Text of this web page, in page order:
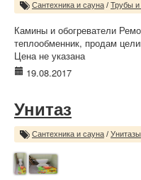
Сантехника и сауна / Трубы и
Камины и обогреватели
теплообменник, продам
Цена не указана
19.08.2017
Унитаз
Сантехника и сауна / Унитазы